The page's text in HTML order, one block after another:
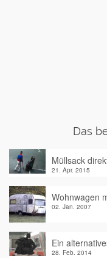
Das
Müllsack
21. Apr. 2015
Wohnwagen
02. Jan. 2007
Ein
28. Feb. 2014